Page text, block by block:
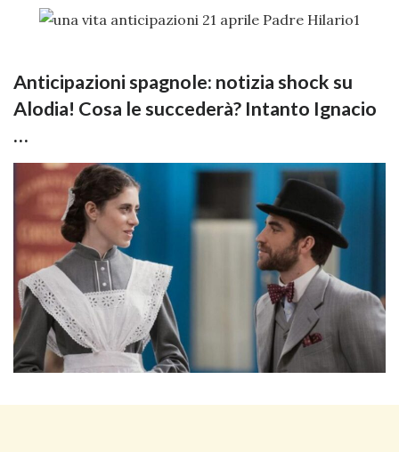
Anticipazioni spagnole: notizia shock su
Alodia! Cosa le succederà? Intanto Ignacio
…